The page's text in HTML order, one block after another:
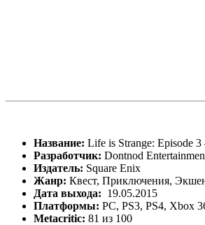
Название: Life is Strange: Episode
Разработчик: Dontnod
Издатель: Square Enix
Жанр: Квест, Приключения,
Дата выхода: 19.05.2015
Платформы: PC, PS3, PS4, Xbox
Metacritic: 81 из 100